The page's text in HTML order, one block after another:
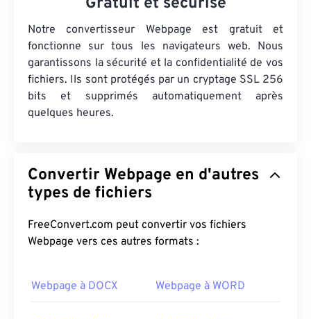
Notre convertisseur Webpage est gratuit et
fonctionne sur tous les navigateurs web. Nous
garantissons la sécurité et la confidentialité de vos
fichiers. Ils sont protégés par un cryptage SSL 256
bits et supprimés automatiquement après
quelques heures.
Convertir Webpage en d'autres
types de fichiers
FreeConvert.com peut convertir vos fichiers
Webpage vers ces autres formats :
Webpage à DOCX Webpage à WORD